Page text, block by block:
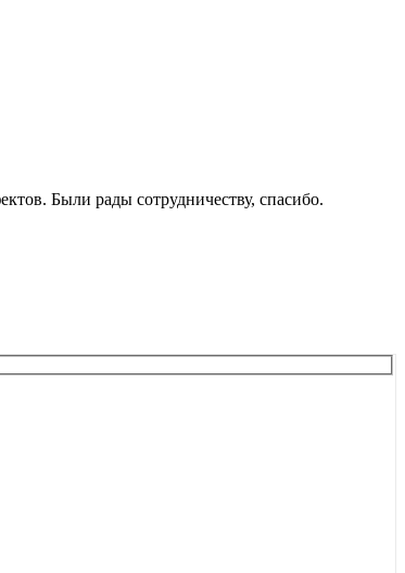
Были рады сотрудничеству, спасибо.